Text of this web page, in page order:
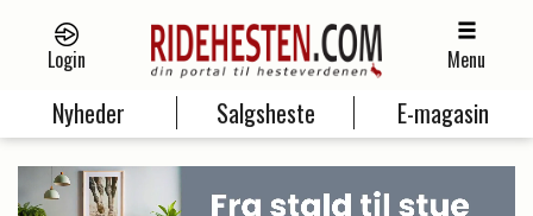
Login Menu
Nyheder Salgsheste E-magasin